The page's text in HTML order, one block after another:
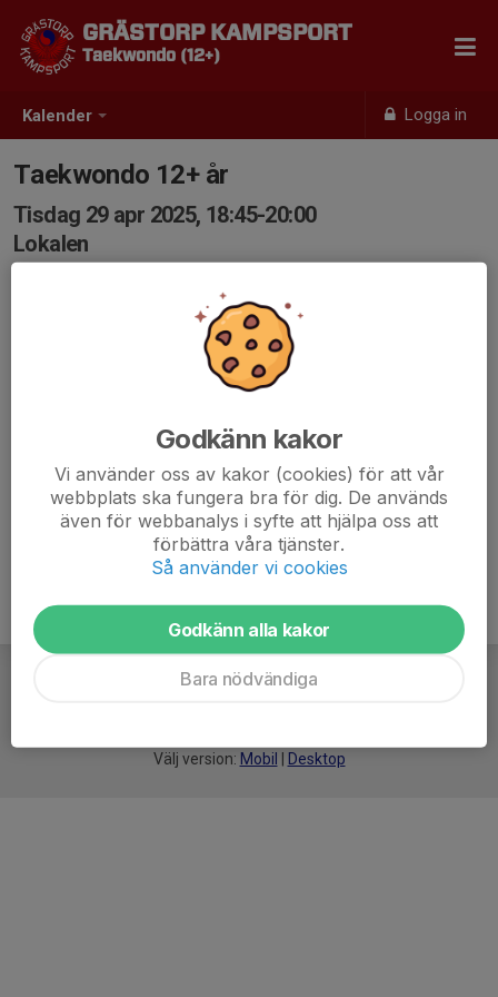
Kalender Logga in
GRÄSTORP KAMPSPORT
Taekwondo (12+)
Taekwondo 12+ år
Tisdag 29 apr 2025, 18:45-20:00
Lokalen
Välj version: Mobil Desktop
Godkänn kakor
Vi använder oss av kakor (cookies) för att vår
webbplats ska fungera bra för dig. De används
även för webbanalys i syfte att hjälpa oss att
förbättra våra tjänster.
Så använder vi cookies
Godkänn alla kakor
Bara nödvändiga